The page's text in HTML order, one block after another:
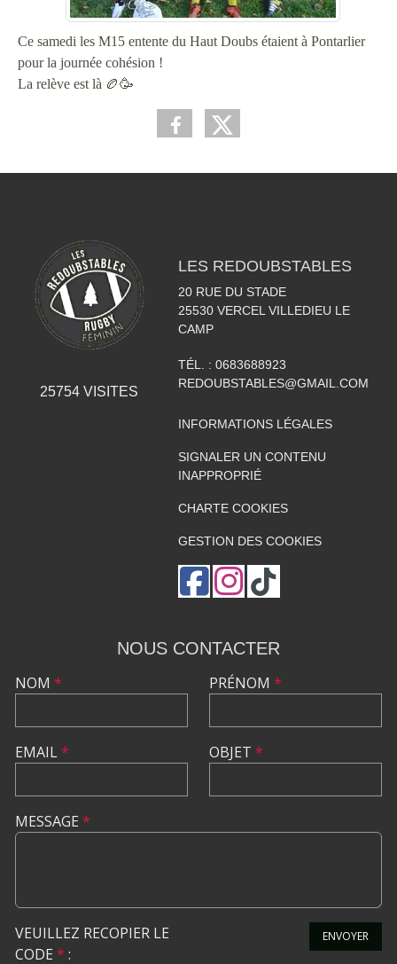
Ce samedi les M15 entente du Haut Doubs étaient à Pontarlier
pour la journée cohésion !
La relève est là 🏉🥳
25754VISITES
LES REDOUBSTABLES
20 RUE DU STADE
25530 VERCEL VILLEDIEU LE
CAMP
TÉL. : 0683688923
REDOUBSTABLES@GMAIL.COM
INFORMATIONS LÉGALES
SIGNALER UN CONTENU
INAPPROPRIÉ
CHARTE COOKIES
GESTION DES COOKIES
NOUS CONTACTER
NOM *
EMAIL*
PRÉNOM *
OBJET *
MESSAGE *
VEUILLEZ RECOPIER LE
CODE * :
ENVOYER